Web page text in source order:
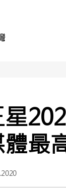
星
最